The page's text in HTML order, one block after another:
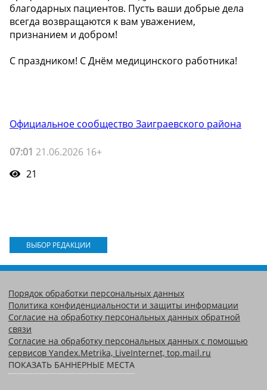
благодарных пациентов. Пусть ваши добрые дела
всегда возвращаются к вам уважением,
признанием и добром!
С праздником! С Днём медицинского работника!
Официальное сообщество Заиграевского района
07:01 21.06.2026 16+
21
ВЫБОР РЕДАКЦИИ
Порядок обработки персональных данных
Политика конфиденциальности и защиты информации
Согласие на обработку персональных данных обратной
связи
Согласие на обработку персональных данных с помощью
сервисов Yandex.Metrika, LiveInternet, top.mail.ru
ПОКАЗАТЬ БАННЕРНЫЕ МЕСТА